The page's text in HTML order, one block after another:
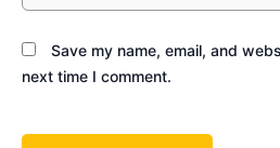
Save my name, email, and
next time I comment.